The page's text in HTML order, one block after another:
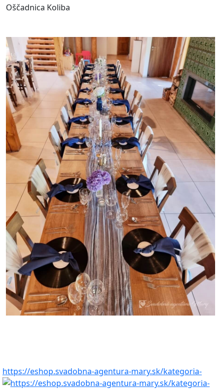
Oščadnica Koliba
https://eshop.svadobna-agentura-mary.sk/kategoria-